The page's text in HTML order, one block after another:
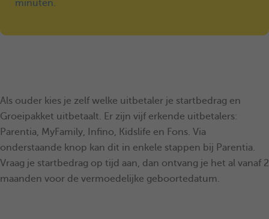
minuten.
Als ouder kies je zelf welke uitbetaler je startbedrag en
Groeipakket uitbetaalt. Er zijn vijf erkende uitbetalers:
Parentia, MyFamily, Infino, Kidslife en Fons. Via
onderstaande knop kan dit in enkele stappen bij Parentia.
Vraag je startbedrag op tijd aan, dan ontvang je het al vanaf 2
maanden voor de vermoedelijke geboortedatum.